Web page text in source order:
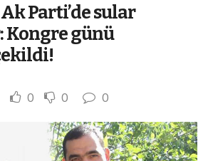
Parti’de sular
günü
0 0 0